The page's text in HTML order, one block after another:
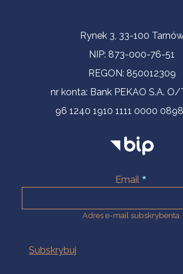
Informacje kontaktowe
Rynek 3, 33-100
NIP: 873-000-76-51
REGON: 850012309
nr konta: Bank PEKAO S.A.
96 1240 1910 1111 0000
Email
Adres e-mail subskrybenta.